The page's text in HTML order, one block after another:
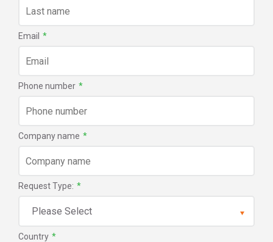
Email *
Phone number *
Company name *
Request Type: *
Country *